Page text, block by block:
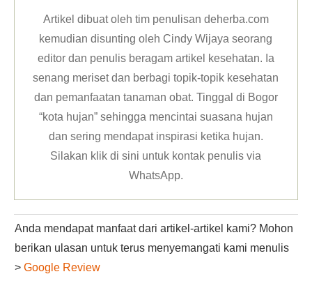
Artikel dibuat oleh tim penulisan deherba.com
kemudian disunting oleh Cindy Wijaya seorang
editor dan penulis beragam artikel kesehatan. Ia
senang meriset dan berbagi topik-topik kesehatan
dan pemanfaatan tanaman obat. Tinggal di Bogor
“kota hujan” sehingga mencintai suasana hujan
dan sering mendapat inspirasi ketika hujan.
Silakan klikdi sini untuk kontak penulis via
WhatsApp.
Anda mendapat manfaat dari artikel-artikel kami? Mohon
berikan ulasan untuk terus menyemangati kami menulis
> Google Review